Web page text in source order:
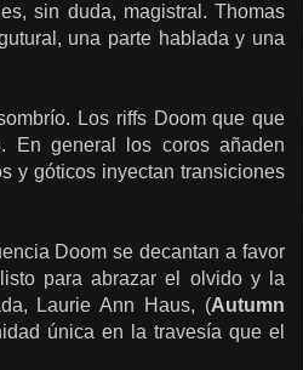
sin duda, magistral. Thomas
una parte hablada y una
Los riffs Doom que que
En general los coros añaden
y góticos inyectan transiciones
Doom se decantan a favor
para abrazar el olvido y la
Laurie Ann Haus, (Autumn
única en la travesía que el